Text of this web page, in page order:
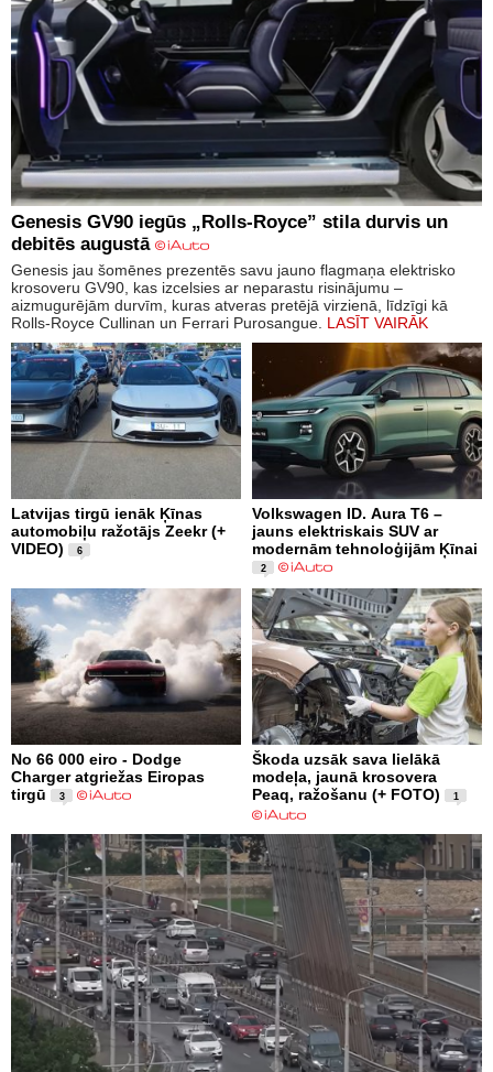
Genesis GV90 iegūs „Rolls-Royce” stila durvis un
debitēs augustā
Genesis jau šomēnes prezentēs savu jauno flagmaņa elektrisko
krosoveru GV90, kas izcelsies ar neparastu risinājumu –
aizmugurējām durvīm, kuras atveras pretējā virzienā, līdzīgi kā
Rolls-Royce Cullinan un Ferrari Purosangue. LASĪT VAIRĀK
Latvijas tirgū ienāk Ķīnas
automobiļu ražotājs Zeekr (+
VIDEO)
6
Volkswagen ID. Aura T6 –
jauns elektriskais SUV ar
modernām tehnoloģijām Ķīnai
2
No 66 000 eiro - Dodge
Charger atgriežas Eiropas
tirgū
3
Škoda uzsāk sava lielākā
modeļa, jaunā krosovera
Peaq, ražošanu (+ FOTO)
1